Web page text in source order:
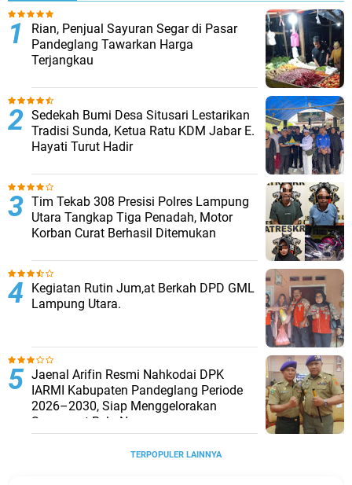
Rian, Penjual Sayuran Segar di Pasar
Pandeglang Tawarkan Harga
Terjangkau
Sedekah Bumi Desa Situsari Lestarikan
Tradisi Sunda, Ketua Ratu KDM Jabar E.
Hayati Turut Hadir
Tim Tekab 308 Presisi Polres Lampung
Utara Tangkap Tiga Penadah, Motor
Korban Curat Berhasil Ditemukan
Kegiatan Rutin Jum,at Berkah DPD GML
Lampung Utara.
Jaenal Arifin Resmi Nahkodai DPK
IARMI Kabupaten Pandeglang Periode
2026–2030, Siap Menggelorakan
Semangat Bela Negara
TERPOPULER LAINNYA